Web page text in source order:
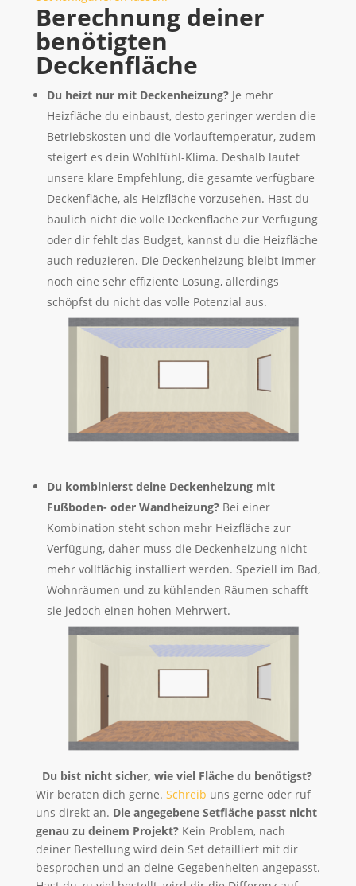
Berechnung deiner
benötigten
Deckenfläche
Du heizt nur mit Deckenheizung? Je mehr
Heizfläche du einbaust, desto geringer werden die
Betriebskosten und die Vorlauftemperatur, zudem
steigert es dein Wohlfühl-Klima. Deshalb lautet
unsere klare Empfehlung, die gesamte verfügbare
Deckenfläche, als Heizfläche vorzusehen. Hast du
baulich nicht die volle Deckenfläche zur Verfügung
oder dir fehlt das Budget, kannst du die Heizfläche
auch reduzieren. Die Deckenheizung bleibt immer
noch eine sehr effiziente Lösung, allerdings
schöpfst du nicht das volle Potenzial aus.
Du kombinierst deine Deckenheizung mit
Fußboden- oder Wandheizung?Bei einer
Kombination steht schon mehr Heizfläche zur
Verfügung, daher muss die Deckenheizung nicht
mehr vollflächig installiert werden. Speziell im Bad,
Wohnräumen und zu kühlenden Räumen schafft
sie jedoch einen hohen Mehrwert.
Du bist nicht sicher, wie viel Fläche du benötigst?
Wir beraten dich gerne. Schreib uns gerne oder ruf
uns direkt an. Die angegebene Setfläche passt nicht
genau zu deinem Projekt?Kein Problem, nach
deiner Bestellung wird dein Set detailliert mit dir
besprochen und an deine Gegebenheiten angepasst.